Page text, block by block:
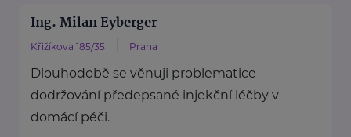
Ing. Milan Eyberger
Křižíkova 185/35 Praha
Dlouhodobě se věnuji problematice
dodržování předepsané injekční léčby v
domácí péči.